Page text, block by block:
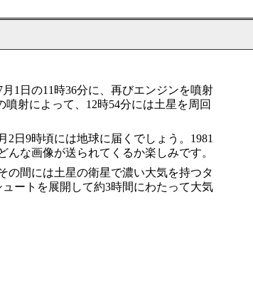
1日の11時36分に、再びエンジンを噴射
射によって、12時54分には土星を周回
日9時頃には地球に届くでしょう。1981
な画像が送られてくるか楽しみです。
間には土星の衛星で濃い大気を持つタ
ートを展開して約3時間にわたって大気